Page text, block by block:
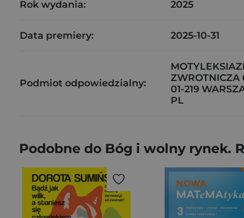
Rok wydania: 2025
Data premiery: 2025-10-31
Podmiot odpowiedzialny:
ZWROTNICZA
01-219
PL
Podobne do Bóg i wolny rynek.